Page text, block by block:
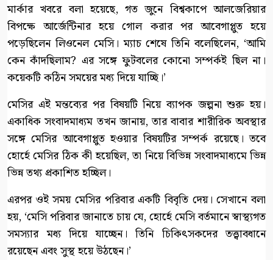
মার্কার খবরে বলা হয়েছে, গত জুনে বিশ্বকাপে আলজেরিয়ার
বিপক্ষে আর্জেন্টিনার হয়ে গোল করার পর আবেগাপ্লুত হয়ে
পড়েছিলেন লিওনেল মেসি। ম্যাচ শেষে তিনি বলেছিলেন, ‘আমি
কেন কাঁদছিলাম? এর সঙ্গে ফুটবলের কোনো সম্পর্কই ছিল না।
কয়েকটি কঠিন সময়ের মধ্য দিয়ে যাচ্ছি।’
মেসির এই মন্তব্যের পর বিষয়টি নিয়ে ব্যাপক জল্পনা শুরু হয়।
একাধিক সংবাদমাধ্যম তখন জানায়, তার বাবার শারীরিক অবস্থার
সঙ্গে মেসির আবেগাপ্লুত হওয়ার বিষয়টির সম্পর্ক রয়েছে। তবে
হোর্হে মেসির ঠিক কী হয়েছিল, তা নিয়ে বিভিন্ন সংবাদমাধ্যমে ভিন্ন
ভিন্ন তথ্য প্রকাশিত হচ্ছিল।
এরপর ওই সময় মেসির পরিবার একটি বিবৃতি দেয়। সেখানে বলা
হয়, ‘মেসি পরিবার জানাতে চায় যে, হোর্হে মেসি বর্তমানে স্বাস্থ্যগত
সমস্যার মধ্য দিয়ে যাচ্ছেন। তিনি চিকিৎসকদের তত্ত্বাবধানে
রয়েছেন এবং সুস্থ হয়ে উঠছেন।’